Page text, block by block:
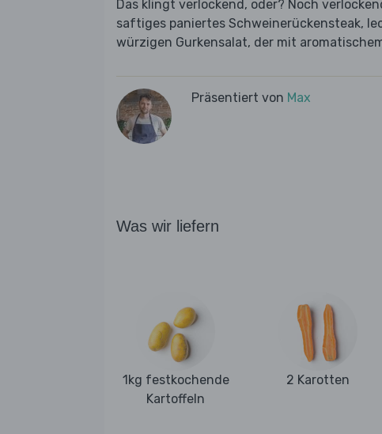
Das klingt verlockend, oder? Noch
saftiges paniertes Schweinerückensteak,
würzigen Gurkensalat, der mit
Präsentiert von Max
Was wir liefern
1kg festkochende
Kartoffeln
2 Karotten